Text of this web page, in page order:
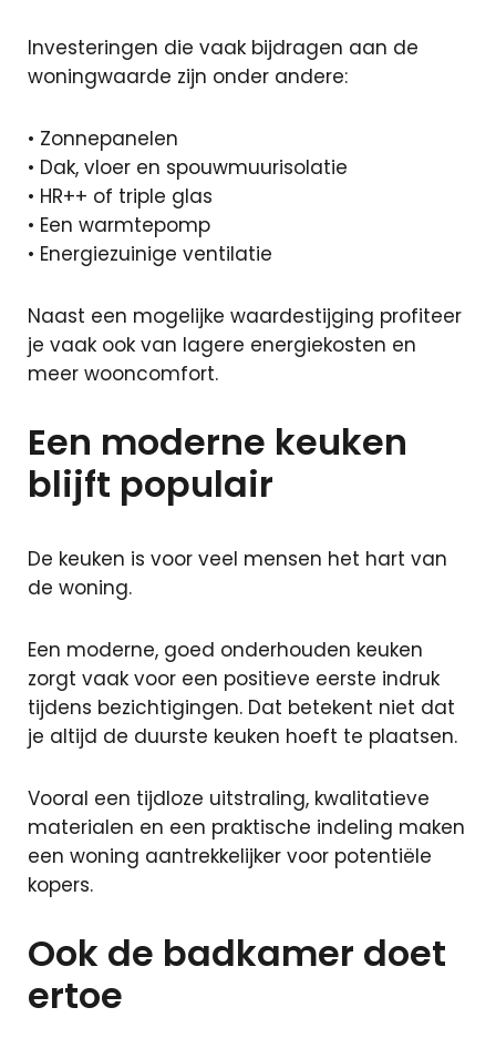
Investeringen die vaak bijdragen aan de
woningwaarde zijn onder andere:
• Zonnepanelen
• Dak, vloer en spouwmuurisolatie
• HR++ of triple glas
• Een warmtepomp
• Energiezuinige ventilatie
Naast een mogelijke waardestijging profiteer
je vaak ook van lagere energiekosten en
meer wooncomfort.
Een moderne keuken
blijft populair
De keuken is voor veel mensen het hart van
de woning.
Een moderne, goed onderhouden keuken
zorgt vaak voor een positieve eerste indruk
tijdens bezichtigingen. Dat betekent niet dat
je altijd de duurste keuken hoeft te plaatsen.
Vooral een tijdloze uitstraling, kwalitatieve
materialen en een praktische indeling maken
een woning aantrekkelijker voor potentiële
kopers.
Ook de badkamer doet
ertoe
Zoekopdracht
Blog
Partners
Schade
+31 591 620
097
Contact